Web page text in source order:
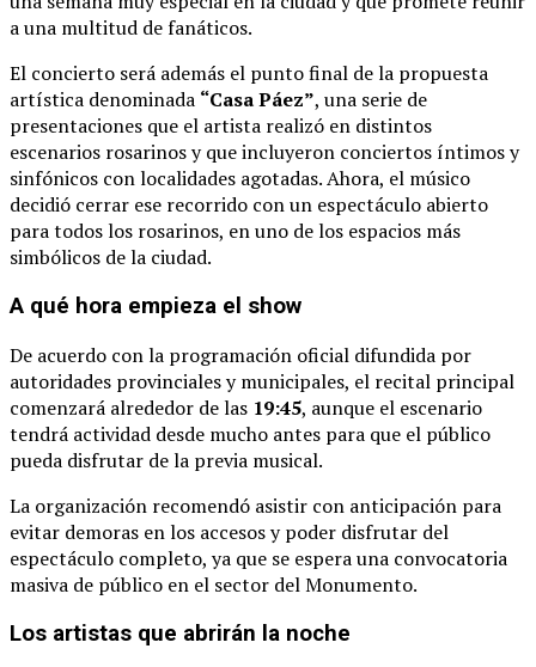
auna multitud defanáticos.
El concierto será además el puntofinal dela propuesta
artística denominada “CasaPáez”, una serie de
presentaciones que el artista realizó en distintos
escenarios rosarinosyqueincluyeron conciertos íntimosy
sinfónicos conlocalidades agotadas.Ahora, el músico
decidió cerrar ese recorrido conun espectáculo abierto
paratodoslos rosarinos, enuno delos espacios más
simbólicos dela ciudad.
A qué hora empieza el show
De acuerdo conla programación oficial difundida por
autoridades provincialesymunicipales, el recital principal
comenzará alrededor delas 19:45, aunque el escenario
tendrá actividad desde mucho antes para que el público
pueda disfrutar dela previa musical.
La organización recomendó asistir con anticipación para
evitar demoras enlos accesosypoder disfrutar del
espectáculo completo, ya que se esperauna convocatoria
masiva de público en el sector delMonumento.
Los artistas que abrirán la noche